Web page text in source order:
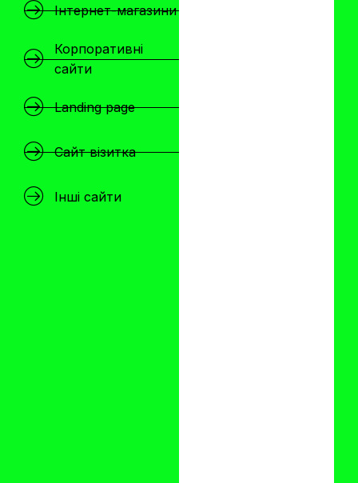
Інтернет-магазини
Корпоративні
сайти
Landing page
Сайт візитка
Інші сайти